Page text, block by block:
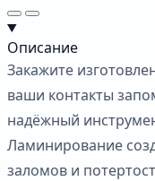
Описание
Закажите
ваши контакты
надёжный
Ламинирование
заломов и